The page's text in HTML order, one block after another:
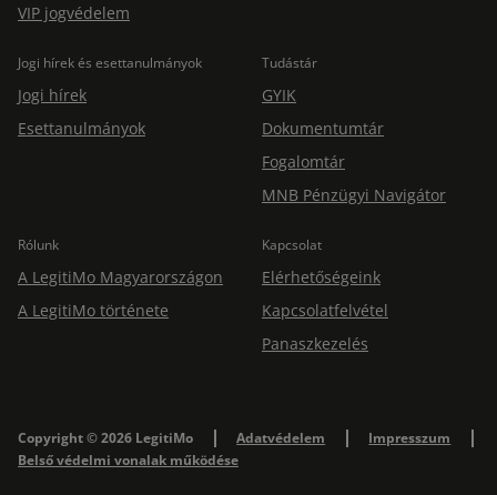
VIP jogvédelem
Jogi hírek és esettanulmányok
Jogi hírek
Esettanulmányok
Tudástár
GYIK
Dokumentumtár
Fogalomtár
MNB Pénzügyi Navigátor
Rólunk
A LegitiMo Magyarországon
A LegitiMo története
Kapcsolat
Elérhetőségeink
Kapcsolatfelvétel
Panaszkezelés
Copyright © 2026 LegitiMo Adatvédelem
Impresszum
Belső védelmi vonalak működése